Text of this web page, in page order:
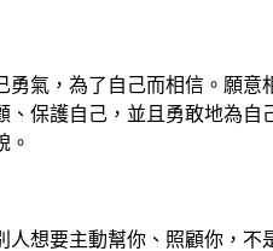
氣，為了自己而相信。願意
保護自己，並且勇敢地為
。
想要主動幫你、照顧你，